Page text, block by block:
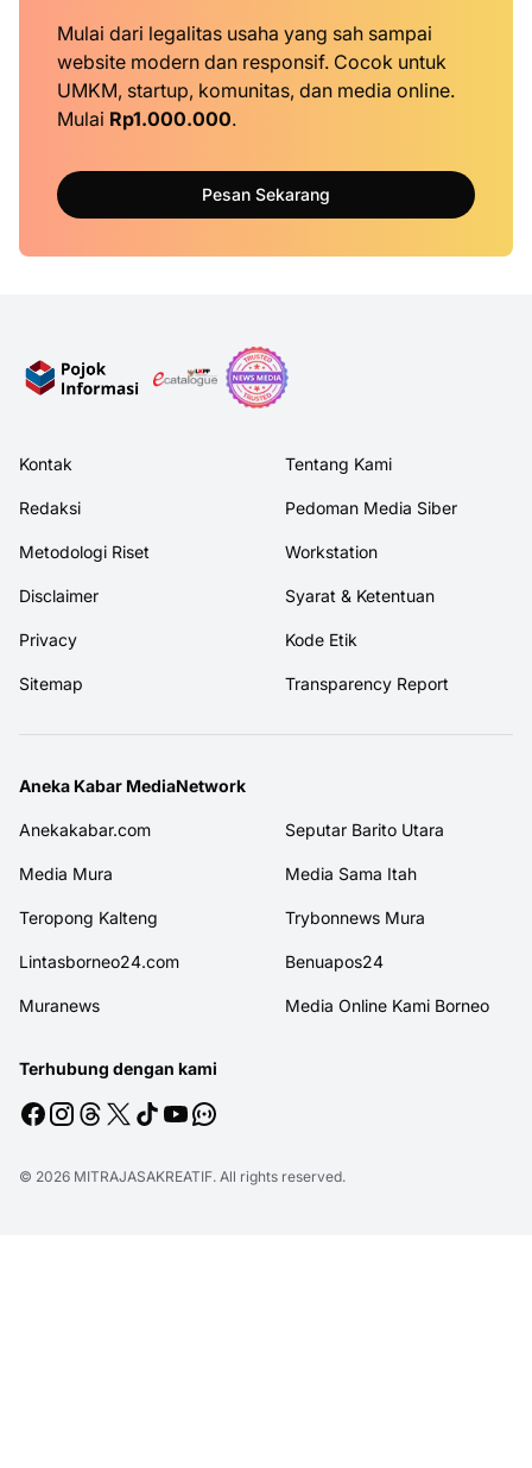
Mulai dari legalitas usaha yang sah sampai
website modern dan responsif. Cocok untuk
UMKM, startup, komunitas, dan media online.
Mulai Rp1.000.000.
Pesan Sekarang
Kontak Tentang Kami
Redaksi Pedoman Media Siber
Metodologi Riset Workstation
Disclaimer Syarat & Ketentuan
Privacy Kode Etik
Sitemap Transparency Report
Aneka Kabar MediaNetwork
Anekakabar.com Seputar Barito Utara
Media Mura Media Sama Itah
Teropong Kalteng Trybonnews Mura
Lintasborneo24.com Benuapos24
Muranews Media Online Kami Borneo
Terhubung dengan kami
© 2026 MITRAJASAKREATIF. All rights reserved.